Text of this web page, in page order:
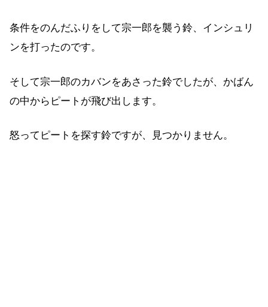
条件をのんだふりをして宗一郎を襲う鈴、インシュリ
ンを打ったのです。
そして宗一郎のカバンをあさった鈴でしたが、かばん
の中からピートが飛び出します。
怒ってピートを探す鈴ですが、見つかりません。